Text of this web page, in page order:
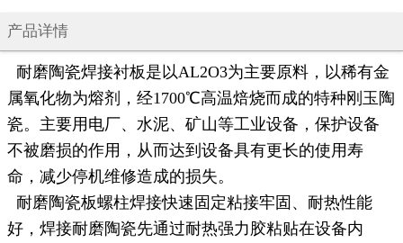
产品详情
耐磨陶瓷焊接衬板是以AL2O3为主要原料，以稀有金
属氧化物为熔剂，经1700℃高温焙烧而成的特种刚玉陶
瓷。主要用电厂、水泥、矿山等工业设备，保护设备
不被磨损的作用，从而达到设备具有更长的使用寿
命，减少停机维修造成的损失。
耐磨陶瓷板螺柱焊接快速固定粘接牢固、耐热性能
好，焊接耐磨陶瓷先通过耐热强力胶粘贴在设备内